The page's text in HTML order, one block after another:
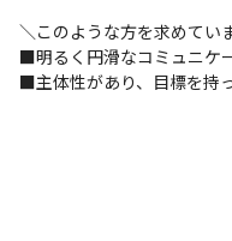
＼このような方を求めてい
■明るく円滑なコミュニケ
■主体性があり、目標を持